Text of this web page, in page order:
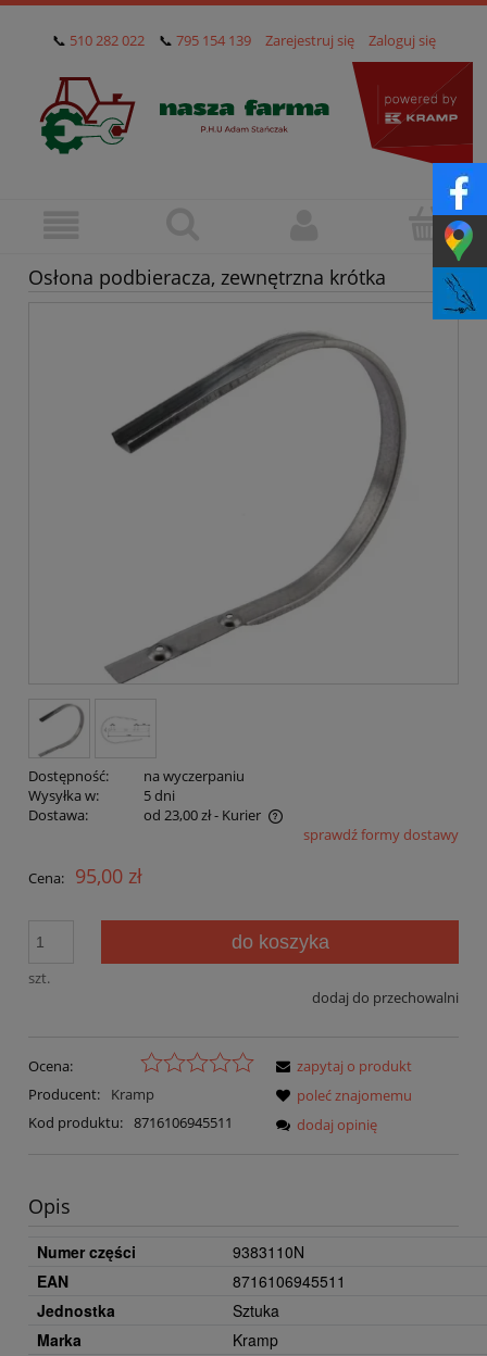
📞 510 282 022 📞 795 154 139 Zarejestruj się Zaloguj się
Osłona podbieracza, zewnętrzna krótka
Dostępność:
na wyczerpaniu
Wysyłka w:
5 dni
Dostawa:
od 23,00 zł- Kurier
Cena nie zawiera ewentualnych kosztów płatnościsprawdź formy dostawy
Cena: 95,00 zł
szt.
do koszyka
dodaj do przechowalni
Ocena:
Producent:
Kramp
Kod produktu: 8716106945511
zapytaj o produkt
poleć znajomemu
dodaj opinię
Opis
Numer części
9383110N
EAN
8716106945511
Jednostka
Sztuka
Marka
Kramp